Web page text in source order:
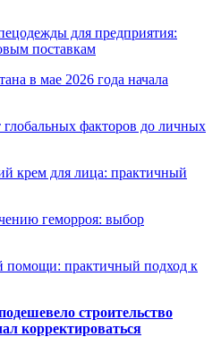
для предприятия:
поставкам
в мае 2026 года начала
глобальных факторов до личных
крем для лица: практичный
геморроя: выбор
помощи: практичный подход к
строительство
корректироваться